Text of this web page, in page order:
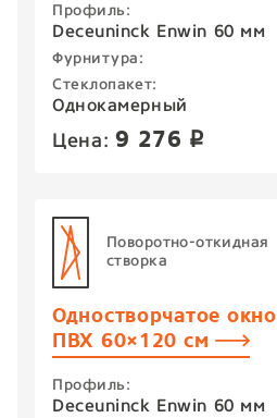
Профиль:
Deceuninck Enwin 60 мм
Фурнитура:
Стеклопакет:
Однокамерный
Цена:9 276 p
Поворотно-откидная
створка
Одностворчатое окно
ПВХ 60×120 см
Профиль:
Deceuninck Enwin 60 мм